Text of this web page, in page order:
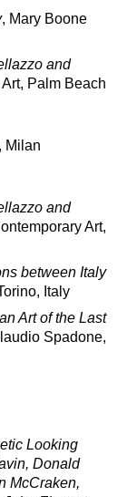
, Mary Boone
and
Palm Beach
Milan
and
Art,
between Italy
Italy
Art of the Last
Spadone,
Looking
Donald
McCraken,